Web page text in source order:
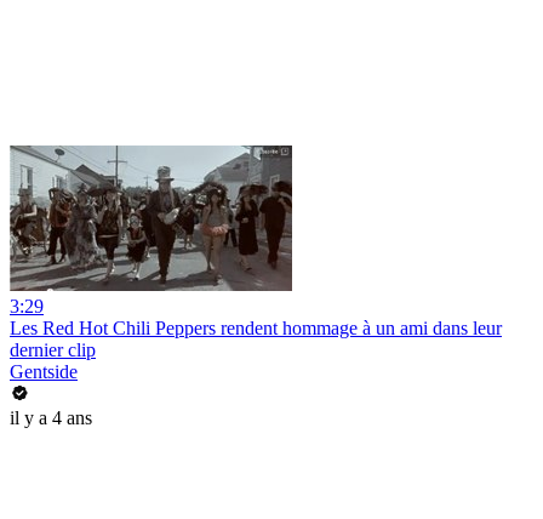
3:29
Les Red Hot Chili Peppers rendent hommage à un ami dans leur
dernier clip
Gentside
il y a 4 ans